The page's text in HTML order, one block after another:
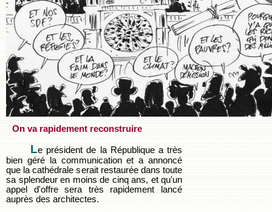
On va rapidement reconstruire
Le président de la République a très
bien géré la communication et a annoncé
que la cathédrale serait restaurée dans toute
sa splendeur en moins de cinq ans, et qu'un
appel d'offre sera très rapidement lancé
auprès des architectes.